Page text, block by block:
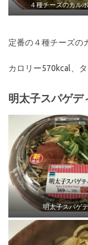
４種チーズのカル
定番の４種チーズの
カロリー570kcal、
明太子スパゲデ
明太子スパゲ